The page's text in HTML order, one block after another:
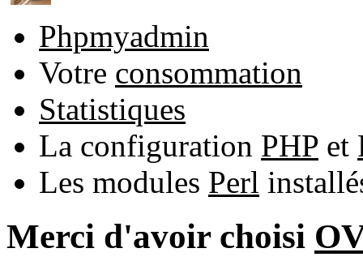
Phpmyadmin
Votre consommation
Statistiques
La configuration PHP et
Les modules Perl
Merci d'avoir choisi